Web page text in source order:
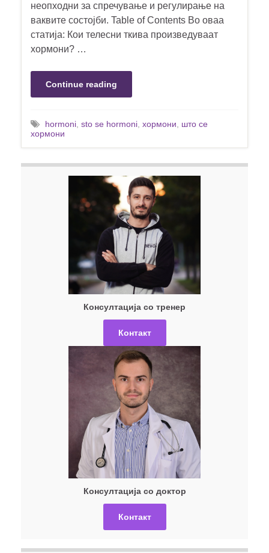
неопходни за спречување и регулирање на
ваквите состојби. Table of Contents Во оваа
статија: Кои телесни ткива произведуваат
хормони? …
Continue reading
hormoni sto se hormoni хормони
што се
хормони
Консултација со тренер
Контакт
Консултација со доктор
Контакт